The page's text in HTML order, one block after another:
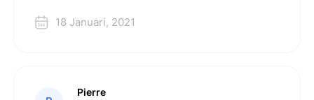
18 Januari, 2021
Pierre